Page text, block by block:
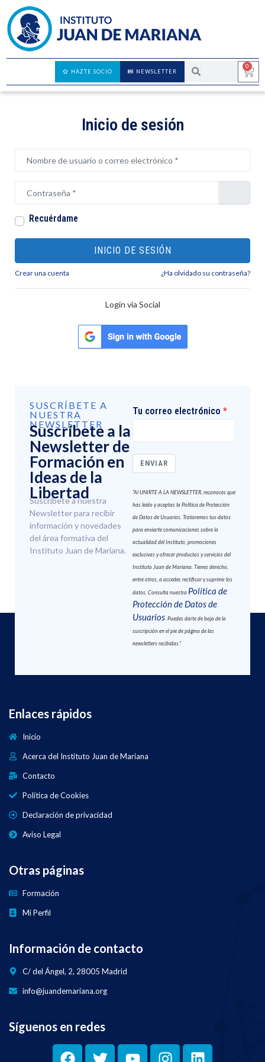
0
NEWSLETTER
HAZTE SOCIO
Inicio de sesión
Recuérdame
INICIO DE SESIÓN
Crear una cuenta ¿Ha olvidado su contraseña?
Login via Social
SUSCRÍBETE A
NUESTRA
NEWSLETTER
Suscríbete a la
Newsletter de
Formación en
Ideas de la
Libertad
Suscríbete a nuestra
Newsletter para recibir
información y novedades
del área formativa del
Instituto Juan de Mariana.
Tu correo electrónico
ENVIAR
"Al UNIRTE A LA NEWSLETTER, reconoces que
has leído y aceptas la Política de Protección
de Datos de Usuarios. Trataremos tus datos
para enviarte comunicaciones sobre la
actualidad del Instituto, promociones
exclusivas y ofrecer productos y servicios del
Instituto Juan de Mariana. Tienes derecho,
entre otros, a acceder, rectificar y suprimir los
datos. Consulta nuestra Política de
Protección de Datos de
Usuarios . Puedes darte de baja de la
suscripción en el pie de página de las
newsletters recibidas."
Enlaces rápidos
Inicio
Acerca del Instituto Juan de Mariana
Contacto
Política de Cookies
Declaración de privacidad
Aviso Legal
Otras páginas
Formación
Mi Perfil
Información de contacto
C/ del Ángel, 2, 28005 Madrid
info@juandemariana.org
Síguenos en redes